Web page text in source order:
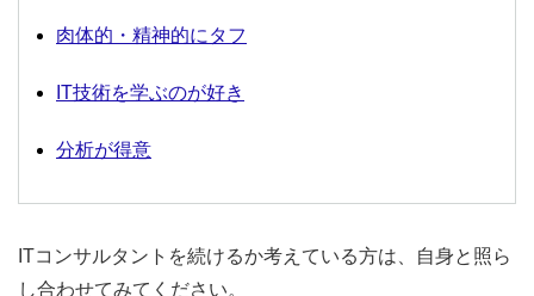
肉体的・精神的にタフ
IT技術を学ぶのが好き
分析が得意
ITコンサルタントを続けるか考えている方は、自身と照ら
し合わせてみてください。